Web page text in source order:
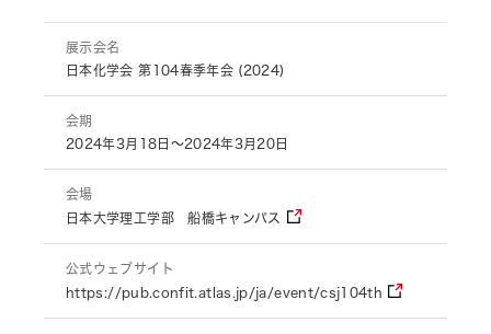
展示会名
日本化学会 第104春季年会 (2024)
会期
2024年3月18日～2024年3月20日
会場
日本大学理工学部 船橋キャンパス
公式ウェブサイト
https://pub.confit.atlas.jp/ja/event/csj104th